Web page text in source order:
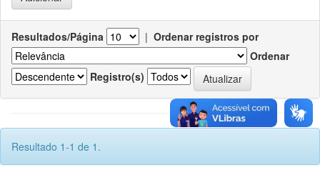
Resultados/Página | Ordenar registros por
Ordenar
Registro(s)
Resultado 1-1 de 1.